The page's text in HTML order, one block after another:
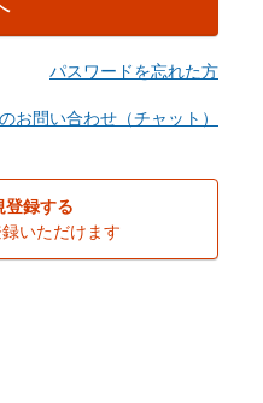
パスワードを忘れた方
お問い合わせ（チャット）
登録する
いただけます